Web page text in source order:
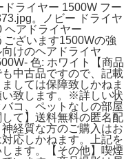
ライヤー 1500W フー
。ノビー ドライヤ
ヘアドライヤー
ざいます1500Wの強
けのヘアドライヤ
色: ホワイト【商品
中古品ですので、記載
しては保障致しかねま
致します。※詳しい状
コ、ペットなしの部屋
て】送料無料の匿名配
経質な方のご購入はお
応しかねます。上記を
ます。【その他】喫煙